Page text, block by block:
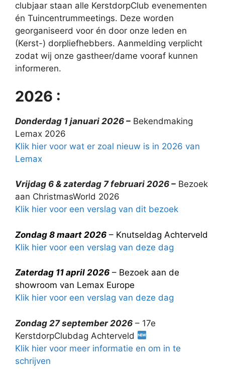
clubjaar staan alle KerstdorpClub evenementen
én Tuincentrummeetings. Deze worden
georganiseerd voor én door onze leden en
(Kerst-) dorpliefhebbers. Aanmelding verplicht
zodat wij onze gastheer/dame vooraf kunnen
informeren.
2026 :
Donderdag 1 januari 2026 – Bekendmaking
Lemax 2026
Klik hier voor wat er zoal nieuw is in 2026 van
Lemax
Vrijdag 6 & zaterdag 7 februari 2026 – Bezoek
aan ChristmasWorld 2026
Klik hier voor een verslag van dit bezoek
Zondag 8 maart 2026 – Knutseldag Achterveld
Klik hier voor een verslag van deze dag
Zaterdag 11 april 2026 – Bezoek aan de
showroom van Lemax Europe
Klik hier voor een verslag van deze dag
Zondag 27 september 2026 – 17e
KerstdorpClubdag Achterveld
Klik hier voor meer informatie en om in te
schrijven